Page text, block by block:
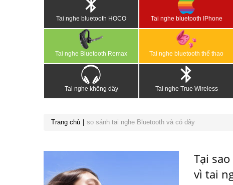
Tai nghe bluetooth HOCO Tai nghe bluetooth IPhone
Tai nghe Bluetooth Remax Tai nghe bluetooth thể thao
Tai nghe không dây Tai nghe True Wireless
Trang chủ so sánh tai nghe Bluetooth và có dây
Tại
vì tai